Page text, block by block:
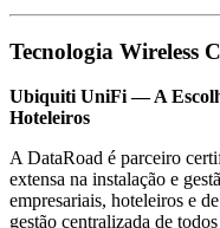
Tecnologia Wireless
Ubiquiti UniFi — A
Hoteleiros
A DataRoad é parceiro
extensa na instalação e
empresariais, hoteleiros e
gestão centralizada de